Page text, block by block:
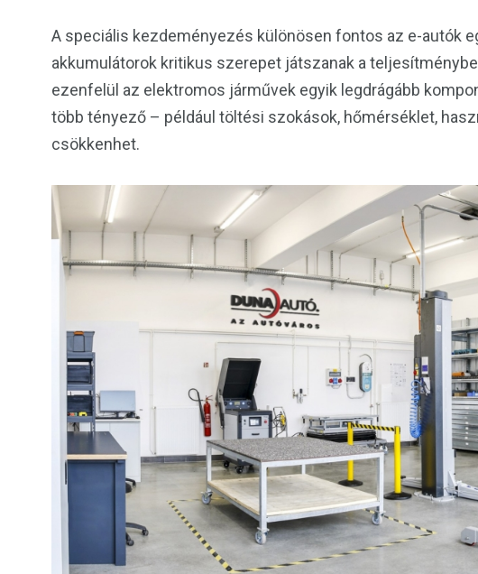
A speciális kezdeményezés különösen fontos az e-autók
akkumulátorok kritikus szerepet játszanak a
ezenfelül az elektromos járművek egyik legdrágább
több tényező – például töltési szokások, hőmérséklet,
csökkenhet.